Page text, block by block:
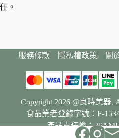
任。
服務條款 隱私權政策 關
Copyright 2026 @良時美器,
食品業者登錄字號：F-
產品責任險：